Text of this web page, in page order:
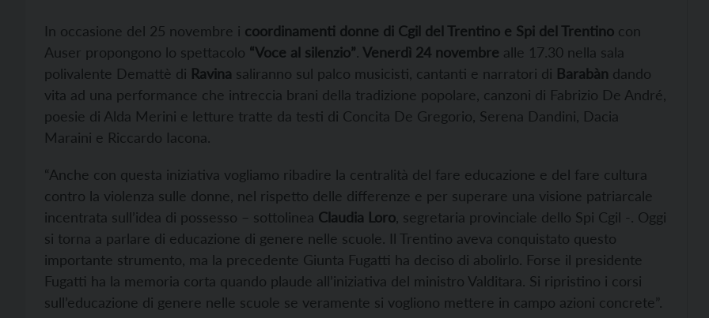
In occasione del 25 novembre i coordinamenti donne di Cgil del Trentino e Spi del Trentino con
Auser propongono lo spettacolo “Voce al silenzio”. Venerdì 24 novembre alle 17.30 nella sala
polivalente Demattè di Ravina saliranno sul palco musicisti, cantanti e narratori di Barabàn dando
vita ad una performance che intreccia brani della tradizione popolare, canzoni di Fabrizio De André,
poesie di Alda Merini e letture tratte da testi di Concita De Gregorio, Serena Dandini, Dacia
Maraini e Riccardo Iacona.
“Anche con questa iniziativa vogliamo ribadire la centralità del fare educazione e del fare cultura
contro la violenza sulle donne, nel rispetto delle differenze e per superare una visione patriarcale
incentrata sull’idea di possesso – sottolinea Claudia Loro, segretaria provinciale dello Spi Cgil -. Oggi
si torna a parlare di educazione di genere nelle scuole. Il Trentino aveva conquistato questo
importante strumento, ma la precedente Giunta Fugatti ha deciso di abolirlo. Forse il presidente
Fugatti ha la memoria corta quando plaude all’iniziativa del ministro Valditara. Si ripristino i corsi
sull’educazione di genere nelle scuole se veramente si vogliono mettere in campo azioni concrete”.